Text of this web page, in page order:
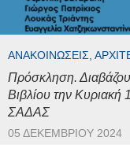
ΑΝΑΚΟΙΝΏΣΕΙΣ,
Πρόσκληση.
Βιβλίου την Κυριακή
ΣΑΔΑΣ
05 ΔΕΚΕΜΒΡΊΟΥ 2024